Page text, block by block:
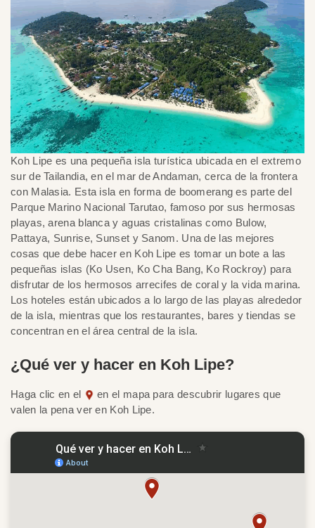
Koh Lipe es una pequeña isla turística ubicada en el extremo
sur de Tailandia, en el mar de Andaman, cerca de la frontera
con Malasia. Esta isla en forma de boomerang es parte del
Parque Marino Nacional Tarutao, famoso por sus hermosas
playas, arena blanca y aguas cristalinas como Bulow,
Pattaya, Sunrise, Sunset y Sanom. Una de las mejores
cosas que debe hacer en Koh Lipe es tomar un bote a las
pequeñas islas (Ko Usen, Ko Cha Bang, Ko Rockroy) para
disfrutar de los hermosos arrecifes de coral y la vida marina.
Los hoteles están ubicados a lo largo de las playas alrededor
de la isla, mientras que los restaurantes, bares y tiendas se
concentran en el área central de la isla.
¿Qué ver y hacer en Koh Lipe?
Haga clic en el
en el mapa para descubrir lugares que
valen la pena ver en Koh Lipe.